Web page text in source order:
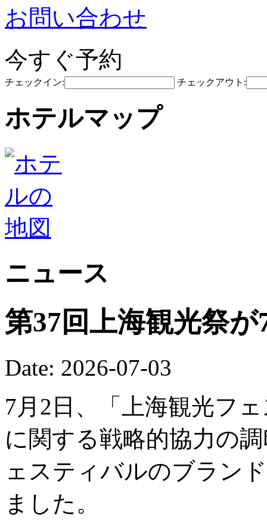
お問い合わせ
今すぐ予約
チェックイン: チェックアウト:
ホテルマップ
ニュース
第37回上海観光祭
Date: 2026-07-03
7月2日、「上海観光フ
に関する戦略的協力の
ェスティバルのブラン
ました。